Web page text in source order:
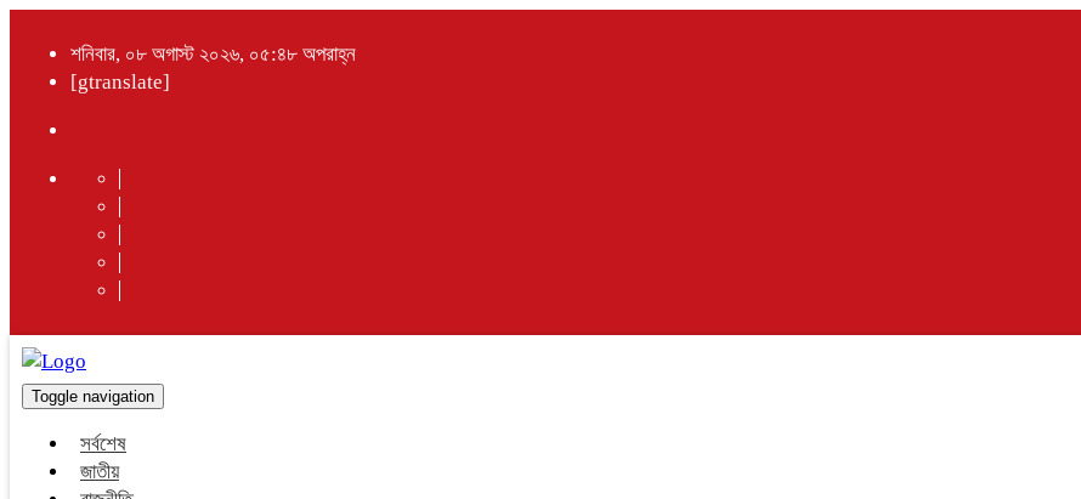
শনিবার, ০৮ অগাস্ট ২০২৬, ০৫:৪৮ অপরাহ্ন
[gtranslate]
Toggle navigation
সর্বশেষ
জাতীয়